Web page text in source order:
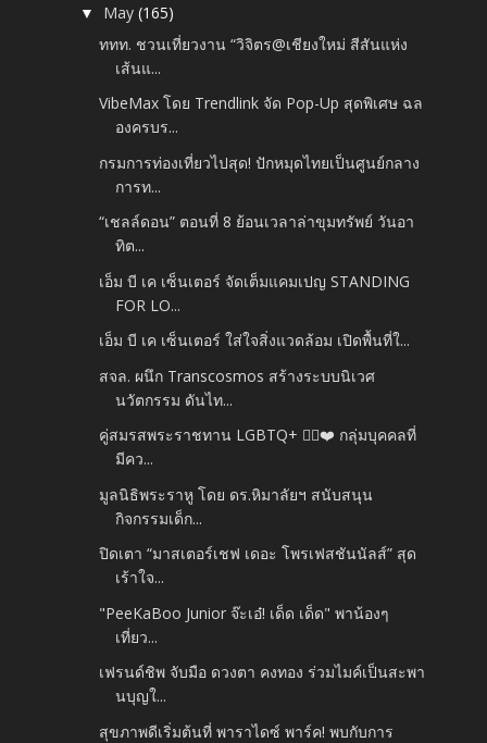
▼ May(165)
ททท. ชวนเที่ยวงาน “วิจิตร@เชียงใหม่ สีสันแห่ง
เส้นแ...
VibeMax โดย Trendlink จัด Pop-Up สุดพิเศษ ฉล
องครบร...
กรมการท่องเที่ยวไปสุด! ปักหมุดไทยเป็นศูนย์กลาง
การท...
“เชลล์ดอน” ตอนที่ 8 ย้อนเวลาล่าขุมทรัพย์ วันอา
ทิต...
เอ็ม บี เค เซ็นเตอร์ จัดเต็มแคมเปญ STANDING
FOR LO...
เอ็ม บี เค เซ็นเตอร์ ใส่ใจสิ่งแวดล้อม เปิดพื้นที่ใ...
สจล. ผนึก Transcosmos สร้างระบบนิเวศ
นวัตกรรม ดันไท...
คู่สมรสพระราชทาน LGBTQ+ 🏳️‍🌈❤️ กลุ่มบุคคลที่
มีคว...
มูลนิธิพระราหู โดย ดร.หิมาลัยฯ สนับสนุน
กิจกรรมเด็ก...
ปิดเตา “มาสเตอร์เชฟ เดอะ โพรเฟสชันนัลส์” สุด
เร้าใจ...
"PeeKaBoo Junior จ๊ะเอ๋! เด็ด เด็ด" พาน้องๆ
เที่ยว...
เฟรนด์ชิพ จับมือ ดวงตา คงทอง ร่วมไมค์เป็นสะพา
นบุญใ...
สุขภาพดีเริ่มต้นที่ พาราไดซ์ พาร์ค! พบกับการ